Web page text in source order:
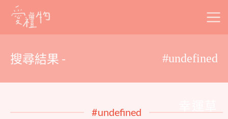
Skip
搜尋結果 - #undefined
#undefined